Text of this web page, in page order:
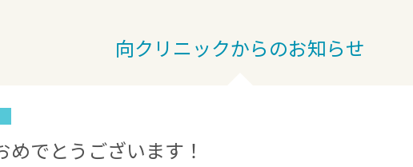
向クリニックからのお知らせ
でとうございます！